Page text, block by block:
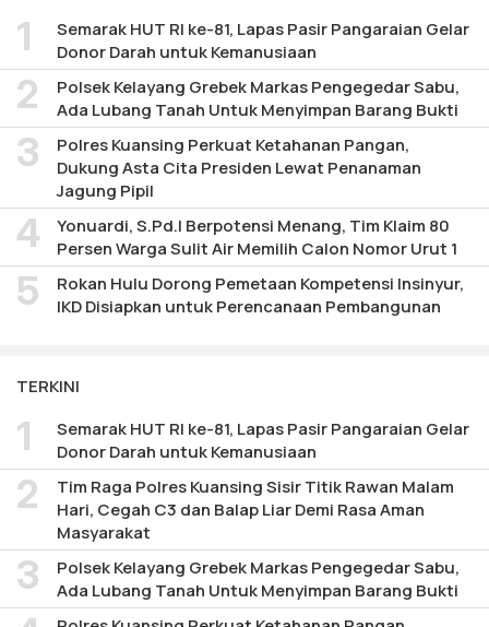
Semarak HUT RI ke-81, Lapas Pasir Pangaraian Gelar
Donor Darah untuk Kemanusiaan
Polsek Kelayang Grebek Markas Pengegedar Sabu,
Ada Lubang Tanah Untuk Menyimpan Barang Bukti
Polres Kuansing Perkuat Ketahanan Pangan,
Dukung Asta Cita Presiden Lewat Penanaman
Jagung Pipil
Yonuardi, S.Pd.I Berpotensi Menang, Tim Klaim 80
Persen Warga Sulit Air Memilih Calon Nomor Urut 1
Rokan Hulu Dorong Pemetaan Kompetensi Insinyur,
IKD Disiapkan untuk Perencanaan Pembangunan
TERKINI
Semarak HUT RI ke-81, Lapas Pasir Pangaraian Gelar
Donor Darah untuk Kemanusiaan
Tim Raga Polres Kuansing Sisir Titik Rawan Malam
Hari, Cegah C3 dan Balap Liar Demi Rasa Aman
Masyarakat
Polsek Kelayang Grebek Markas Pengegedar Sabu,
Ada Lubang Tanah Untuk Menyimpan Barang Bukti